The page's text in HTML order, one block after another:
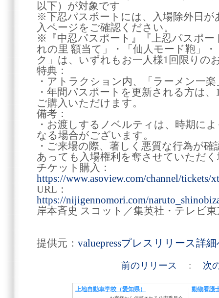
以下）が対象です
※下忍パスポートには、入場除外日が
入ページをご確認ください。
※『中忍パスポート』『上忍パスポー
れの里 額当て」・「仙人モード鞄」
ク」は、いずれもお一人様1回限りの
特典：
・アトラクション内、「ラーメン一
・年間パスポートを更新される方は
ご購入いただけます。
備考：
・お渡しするノベルティは、時期に
なる場合がございます。
・ご来場の際、著しく悪質な行為が
あっても入場権利を奪させていただ
チケット購入：
https://www.asoview.com/channel/tickets/
URL：
https://nijigennomori.com/
岸本斉史 スコット／集英社・テレビ
提供元： valuepressプレスリリース詳
前のリリース : 次